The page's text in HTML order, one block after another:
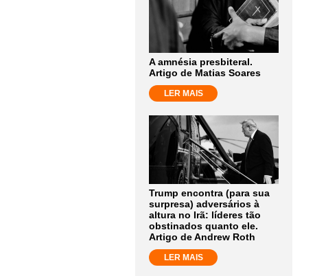
A amnésia presbiteral.
Artigo de Matias Soares
LER MAIS
Trump encontra (para sua
surpresa) adversários à
altura no Irã: líderes tão
obstinados quanto ele.
Artigo de Andrew Roth
LER MAIS